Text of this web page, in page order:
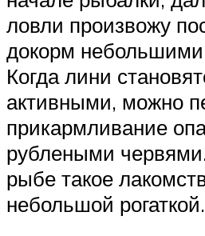
ловли произвожу
докорм
Когда лини
активными, можно
прикармливание
рублеными
рыбе такое
небольшой рогаткой.